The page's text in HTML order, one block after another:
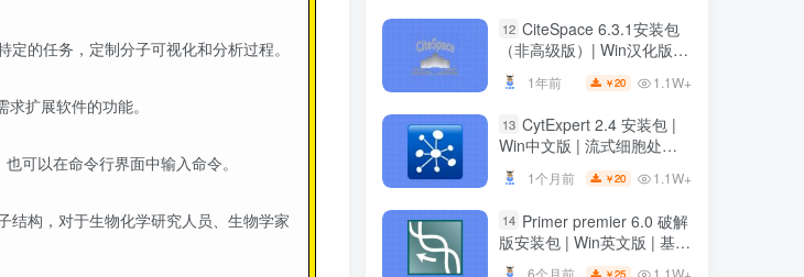
的任务，定制分子可视化和分析过程。
扩展软件的功能。
可以在命令行界面中输入命令。
结构，对于生物化学研究人员、生物学家
12 CiteSpace 6.3.1安装包
（非高级版）| Win汉化版 |
文献可视化分析软件 | 下载
链接+安装教程
1年前 ￥20 1.1W+
13 CytExpert 2.4 安装包 |
Win中文版 | 流式细胞处理
软件 | 下载及安装教程
1个月前 ￥20 1.1W+
14 Primer premier 6.0 破解
版安装包 | Win英文版 | 基因
分析软件 | 安装教程 | 一键
￥25 1.1W+
12 CiteSpace 6.3.1安装包
（非高级版）| Win汉化版 |
文献可视化分析软件 | 下载
链接+安装教程
1年前 ￥20 1.1W+
13 CytExpert 2.4 安装包 |
Win中文版 | 流式细胞处理
软件 | 下载及安装教程
1个月前 ￥20 1.1W+
14 Primer premier 6.0 破解
版安装包 | Win英文版 | 基因
分析软件 | 安装教程 | 一键
6个月前 ￥25 1.1W+